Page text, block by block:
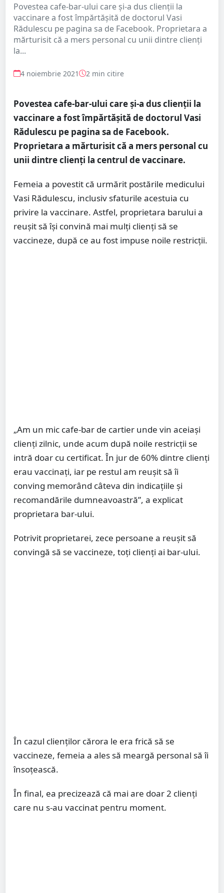
Povestea cafe-bar-ului care și-a dus clienții la
vaccinare a fost împărtășită de doctorul Vasi
Rădulescu pe pagina sa de Facebook. Proprietara a
mărturisit că a mers personal cu unii dintre clienți
la...
4 noiembrie 2021 2 min citire
Povestea cafe-bar-ului care și-a dus clienții la
vaccinare a fost împărtășită de doctorul Vasi
Rădulescu pe pagina sa de Facebook.
Proprietara a mărturisit că a mers personal cu
unii dintre clienți la centrul de vaccinare.
Femeia a povestit că urmărit postările medicului
Vasi Rădulescu, inclusiv sfaturile acestuia cu
privire la vaccinare. Astfel, proprietara barului a
reușit să își convină mai mulți clienți să se
vaccineze, după ce au fost impuse noile restricții.
„Am un mic cafe-bar de cartier unde vin aceiași
clienți zilnic, unde acum după noile restricții se
intră doar cu certificat. În jur de 60% dintre clienți
erau vaccinați, iar pe restul am reușit să îi
conving memorând câteva din indicațiile și
recomandările dumneavoastră”, a explicat
proprietara bar-ului.
Potrivit proprietarei, zece persoane a reușit să
convingă să se vaccineze, toți clienți ai bar-ului.
În cazul clienților cărora le era frică să se
vaccineze, femeia a ales să meargă personal să îi
însoțească.
În final, ea precizează că mai are doar 2 clienți
care nu s-au vaccinat pentru moment.